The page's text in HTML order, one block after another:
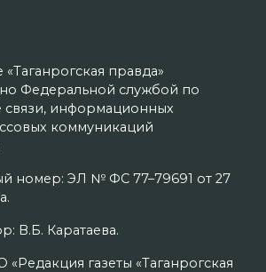
правда»
Федеральной службой по
связи, информационных
коммуникаций
номер: ЭЛ № ФС 77–79691 от 27
В.Б. Каратаева.
газеты «Таганрогская